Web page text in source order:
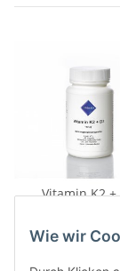
Wie wir
Vitamin K2 +